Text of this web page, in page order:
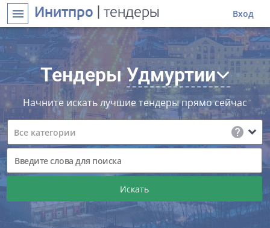
menu Инитпро | тендеры Вход
ТендерыУдмуртии
Начните искать лучшие тендеры прямо сейчас
Все категории expand_more
help
Искать